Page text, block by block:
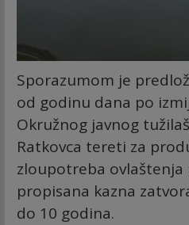
Sporazumom je
od godinu dana po
Okružnog javnog
Ratkovca tereti za
zloupotreba ovlaštenja
propisana kazna
do 10 godina.